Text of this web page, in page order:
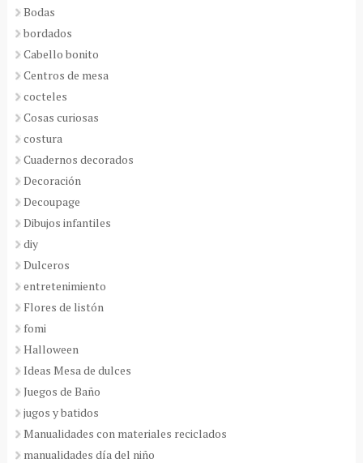
Bodas
bordados
Cabello bonito
Centros de mesa
cocteles
Cosas curiosas
costura
Cuadernos decorados
Decoración
Decoupage
Dibujos infantiles
diy
Dulceros
entretenimiento
Flores de listón
fomi
Halloween
Ideas Mesa de dulces
Juegos de Baño
jugos y batidos
Manualidades con materiales reciclados
manualidades día del niño